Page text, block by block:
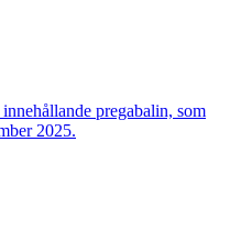
pregabalin, som
2025.